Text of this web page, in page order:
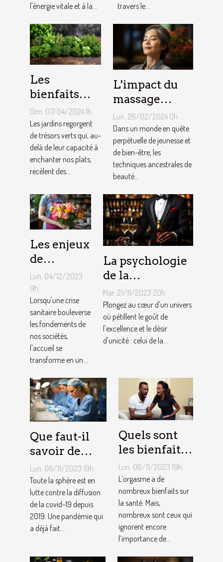
l'énergie vitale et à la...
travers le...
Les
bienfaits
méconnus
des herbes
aromatiques
du jardin sur
notre santé
Dim. 07/04/2024 1h
Les jardins regorgent
de trésors verts qui, au-
delà de leur capacité à
enchanter nos plats,
recèlent des...
L'impact du
massage
Kobido sur la
qualité de la
peau et la
prévention du
vieillissement
Lun. 26/02/2024 0h
Dans un monde en quête
perpétuelle de jeunesse et
de bien-être, les
techniques ancestrales de
beauté...
Les enjeux
de
l'accueil
en période
de crise
sanitaire
Lun. 04/12/2023
9h
Lorsqu'une crise
sanitaire bouleverse
les fondements de
nos sociétés,
l'accueil se
transforme en un...
La psychologie
de la
consommation
de champagne
et du luxe chez
les
consommateurs
Mar. 21/11/2023 20h
Plongez au cœur d'un univers
où pétillent le goût de
l'excellence et le désir
d'unicité : celui de la...
Que faut-il
savoir de
Pfizer, vaccin
contre le
coronavirus ?
Lun. 06/11/2023 19h
Toute la sphère est en
lutte contre la diffusion
de la covid-19 depuis
2019. Une pandémie qui
a déjà fait...
Quels sont
les bienfaits
de l’orgasme
sur votre
santé ?
Lun. 06/11/2023 19h
L’orgasme a de
nombreux bienfaits sur
la santé. Mais,
nombreux sont ceux qui
ignorent encore
l’importance de...